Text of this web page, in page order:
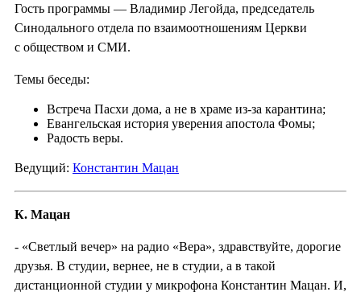
Гость программы — Владимир Легойда, председатель
Синодального отдела по взаимоотношениям Церкви
с обществом и СМИ.
Темы беседы:
Встреча Пасхи дома, а не в храме из-за карантина;
Евангельская история уверения апостола Фомы;
Радость веры.
Ведущий: Константин Мацан
К. Мацан
- «Светлый вечер» на радио «Вера», здравствуйте, дорогие
друзья. В студии, вернее, не в студии, а в такой
дистанционной студии у микрофона Константин Мацан. И,